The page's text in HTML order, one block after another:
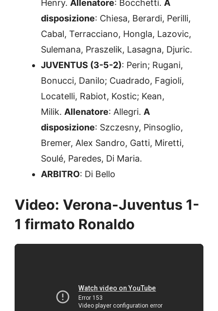
Henry. Allenatore: Bocchetti. A
disposizione: Chiesa, Berardi, Perilli,
Cabal, Terracciano, Hongla, Lazovic,
Sulemana, Praszelik, Lasagna, Djuric.
JUVENTUS (3-5-2): Perin; Rugani,
Bonucci, Danilo; Cuadrado, Fagioli,
Locatelli, Rabiot, Kostic; Kean,
Milik. Allenatore: Allegri. A
disposizione: Szczesny, Pinsoglio,
Bremer, Alex Sandro, Gatti, Miretti,
Soulé, Paredes, Di Maria.
ARBITRO: Di Bello
Video: Verona-Juventus 1-
1 firmato Ronaldo